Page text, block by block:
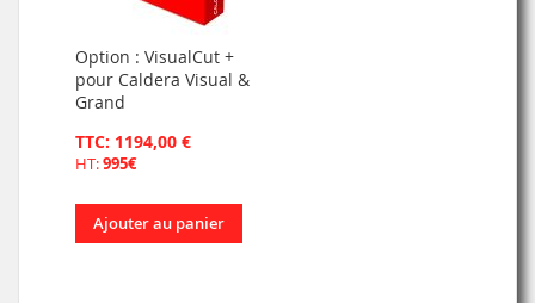
Option : VisualCut +
pour Caldera Visual &
Grand
TTC: 1194,00 €
HT:995€
Ajouter au panier